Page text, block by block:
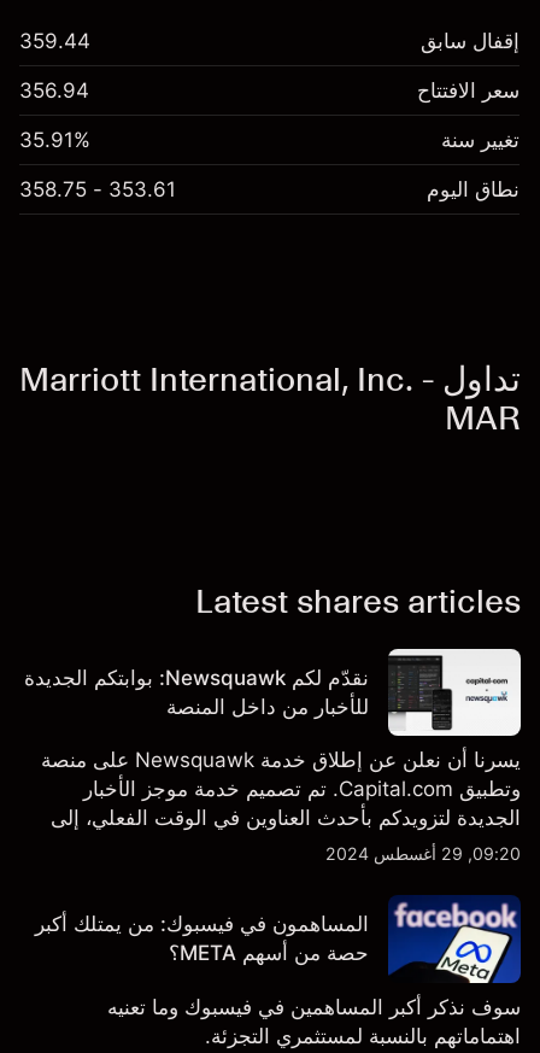
إقفال سابق 359.44
سعر الافتتاح 356.94
تغيير سنة 35.91%
نطاق اليوم 353.61 - 358.75
تداول Marriott International, Inc. -
MAR
Latest shares articles
نقدّم لكم Newsquawk: بوابتكم الجديدة
للأخبار من داخل المنصة
يسرنا أن نعلن عن إطلاق خدمة Newsquawk على منصة
وتطبيق Capital.com. تم تصميم خدمة موجز الأخبار
الجديدة لتزويدكم بأحدث العناوين في الوقت الفعلي، إلى
جانب قصص إخبارية مخصصة وتقارير تحليلية متعمقة - وكل
بالضبط.
09:20, 29 أغسطس 2024
المساهمون في فيسبوك: من يمتلك أكبر
حصة من أسهم META؟
سوف نذكر أكبر المساهمين في فيسبوك وما تعنيه
اهتماماتهم بالنسبة لمستثمري التجزئة.